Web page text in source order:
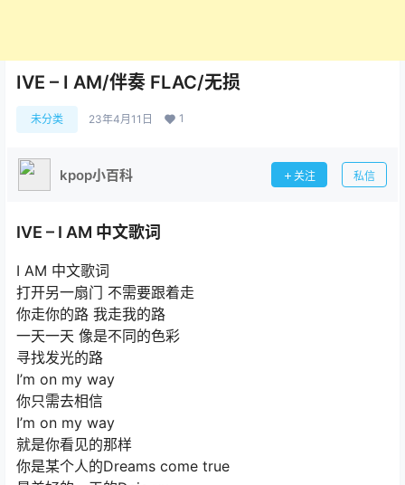
IVE – I AM/伴奏 FLAC/无损
未分类 23年4月11日 1
kpop小百科 关注 私信
IVE – I AM 中文歌词
I AM 中文歌词
打开另一扇门 不需要跟着走
你走你的路 我走我的路
一天一天 像是不同的色彩
寻找发光的路
I’m on my way
你只需去相信
I’m on my way
就是你看见的那样
你是某个人的Dreams come true